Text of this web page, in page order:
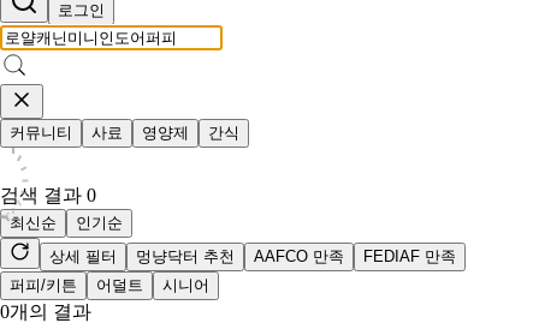
로그인
커뮤니티 사료 영양제 간식
검색 결과 0
최신순
인기순
상세 필터
멍냥닥터 추천 AAFCO 만족
FEDIAF 만족
퍼피/키튼
어덜트 시니어
0개의 결과